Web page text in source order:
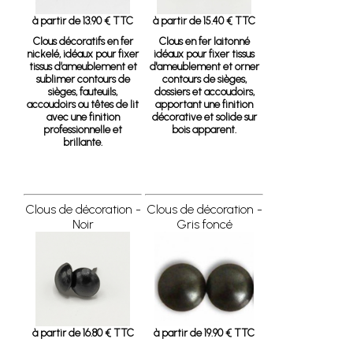
à partir de 13.90 € TTC
Clous décoratifs en fer
nickelé, idéaux pour fixer
tissus d’ameublement et
sublimer contours de
sièges, fauteuils,
accoudoirs ou têtes de lit
avec une finition
professionnelle et
brillante.
à partir de 15.40 € TTC
Clous en fer laitonné
idéaux pour fixer tissus
d'ameublement et orner
contours de sièges,
dossiers et accoudoirs,
apportant une finition
décorative et solide sur
bois apparent.
Clous de décoration -
Noir
à partir de 16.80 € TTC
Clous de décoration -
Gris foncé
à partir de 19.90 € TTC